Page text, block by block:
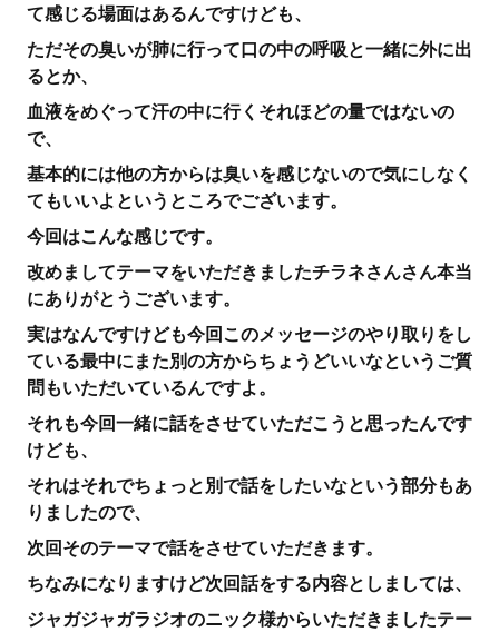
て感じる場面はあるんですけども、
ただその臭いが肺に行って口の中の呼吸と一緒に外に出
るとか、
血液をめぐって汗の中に行くそれほどの量ではないの
で、
基本的には他の方からは臭いを感じないので気にしなく
てもいいよというところでございます。
今回はこんな感じです。
改めましてテーマをいただきましたチラネさんさん本当
にありがとうございます。
実はなんですけども今回このメッセージのやり取りをし
ている最中にまた別の方からちょうどいいなというご質
問もいただいているんですよ。
それも今回一緒に話をさせていただこうと思ったんです
けども、
それはそれでちょっと別で話をしたいなという部分もあ
りましたので、
次回そのテーマで話をさせていただきます。
ちなみになりますけど次回話をする内容としましては、
ジャガジャガラジオのニック様からいただきましたテー